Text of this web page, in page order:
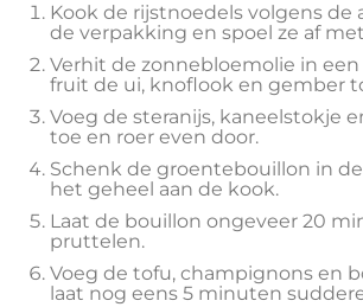
Kook de rijstnoedels volgens de
de verpakking en spoel ze af
Verhit de zonnebloemolie in
fruit de ui, knoflook en gember
Voeg de steranijs, kaneelstokje
toe en roer even door.
Schenk de groentebouillon in
het geheel aan de kook.
Laat de bouillon ongeveer 20
pruttelen.
Voeg de tofu, champignons en
laat nog eens 5 minuten